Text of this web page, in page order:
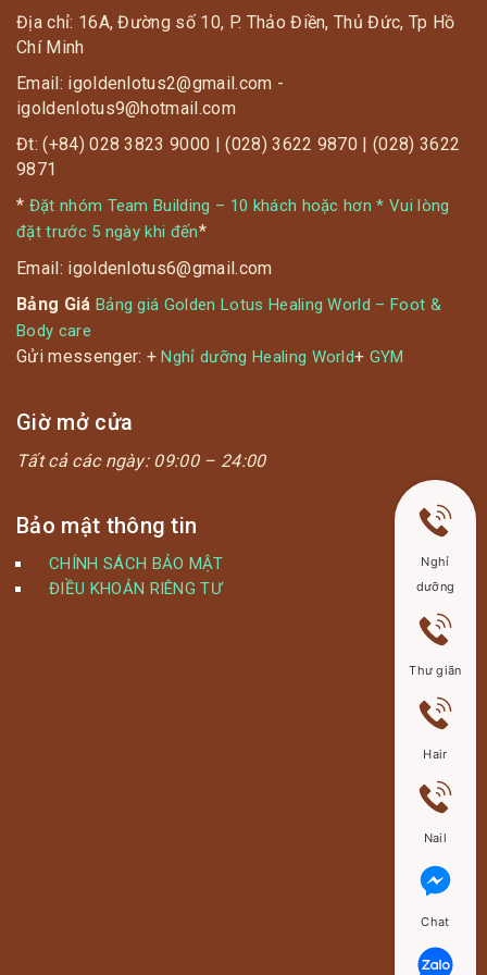
Địa chỉ: 16A, Đường số 10, P. Thảo Điền, Thủ Đức, Tp Hồ
Chí Minh
Email: igoldenlotus2@gmail.com -
igoldenlotus9@hotmail.com
Đt: (+84) 028 3823 9000 | (028) 3622 9870 | (028) 3622
9871
* Đặt nhóm Team Building – 10 khách hoặc hơn * Vui lòng
đặt trước 5 ngày khi đến*
Email: igoldenlotus6@gmail.com
Bảng Giá Bảng giá Golden Lotus Healing World – Foot &
Body care
Gửi messenger: +Nghỉ dưỡng Healing World+ GYM
Giờ mở cửa
Tất cả các ngày: 09:00 – 24:00
Bảo mật thông tin
CHÍNH SÁCH BẢO MẬT
ĐIỀU KHOẢN RIÊNG TƯ
Nghỉ
dưỡng
Thư giãn
Hair
Nail
Chat